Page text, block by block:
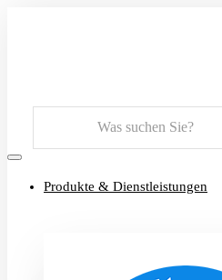
Produkte & Dienstleistungen